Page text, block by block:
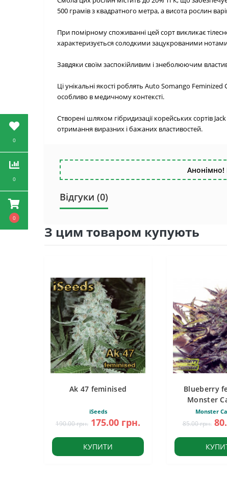
0
0
0
500 грамів з квадратного метра, а висота рослин
При помірному споживанні цей сорт викликає
характеризується солодкими зацукрованими
Завдяки своїм заспокійливим і знеболюючим
Ці унікальні якості роблять Auto Somango
особливо в медичному контексті.
Створені шляхом гібридизації корейських сортів
отримання виразних і бажаних властивостей.
Анонімно!
Відгуки (0)
З цим товаром купують
Ak 47 feminised
iSeeds
190.00 грн. 175.00 грн.
КУПИТИ
Blueberry
Monster
Monster
85.00 грн.